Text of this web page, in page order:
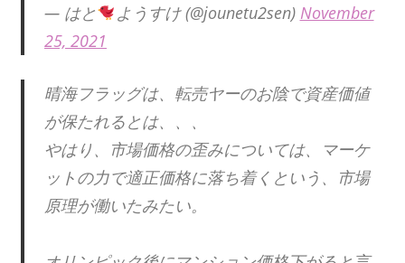
— はと ようすけ (@jounetu2sen) November
25, 2021
晴海フラッグは、転売ヤーのお陰で資産価値
が保たれるとは、、、
やはり、市場価格の歪みについては、マーケ
ットの力で適正価格に落ち着くという、市場
原理が働いたみたい。